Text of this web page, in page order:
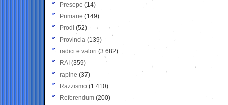
Presepe (14)
Primarie (149)
Prodi (52)
Provincia (139)
radici e valori (3.682)
RAI (359)
rapine (37)
Razzismo (1.410)
Referendum (200)